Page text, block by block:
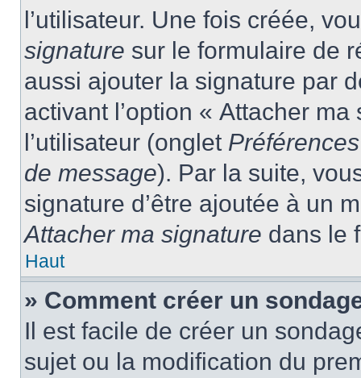
l’utilisateur. Une fois créée,
signature sur le formulaire de
aussi ajouter la signature par
activant l’option « Attacher
l’utilisateur (onglet
de message). Par la suite,
signature d’être ajoutée à un
Attacher ma signature dans le
Haut
» Comment créer un
Il est facile de créer un
sujet ou la modification du